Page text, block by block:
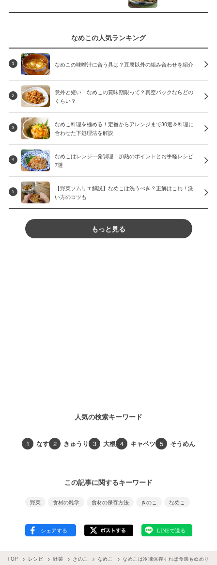
なめこの人気ランキング
1 なめこの味噌汁に合う具は？豆腐以外の組み合わせを紹介
2
意外と短い！なめこの賞味期限って？真空パックならどの
くらい？
3
なめこ料理を極める！定番からアレンジまで30選＆料理に
合わせた下処理法を解説
4
なめこはレンジ一発調理！加熱のポイントとお手軽レシピ
7選
5
【野菜ソムリエ解説】なめこは洗うべき？正解はこれ！洗
い方のコツも
もっと見る
人気の検索キーワード
1 なす 2 きゅうり 3 大根 4 キャベツ 5 そうめん
この記事に関するキーワード
野菜 食材の雑学 食材の保存方法 きのこ なめこ
TOP レシピ 野菜 きのこ なめこ なめこは冷凍保存すれば食感もぬめりも